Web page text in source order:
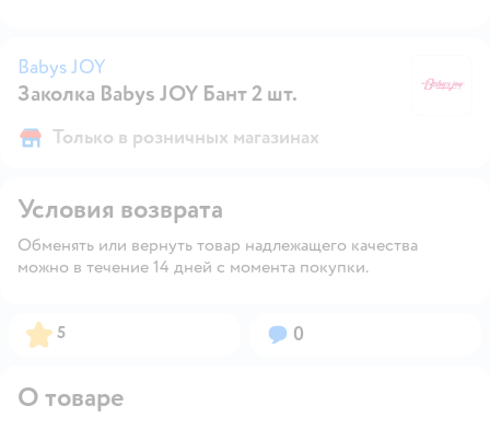
Babys JOY
Заколка Babys JOY Бант 2 шт.
Только в розничных магазинах
Условия возврата
Обменять или вернуть товар надлежащего качества
можно в течение 14 дней с момента покупки.
Рейтинг:
5 Вопросов:
0
О товаре